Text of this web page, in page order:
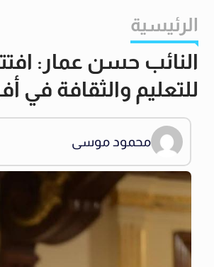
الرئيسية
النائب حسن عمار:
للتعليم والثقافة في
محمود موسى